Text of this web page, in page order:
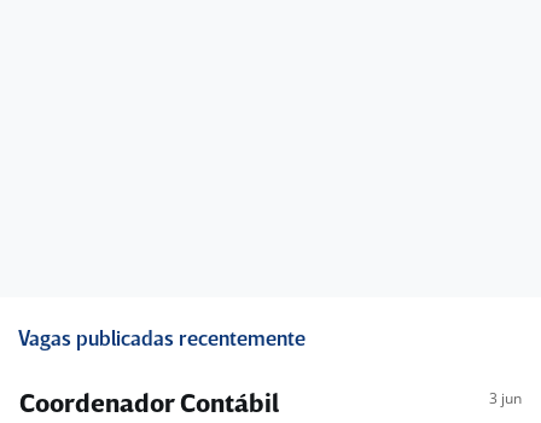
Vagas publicadas recentemente
Coordenador Contábil 3 jun